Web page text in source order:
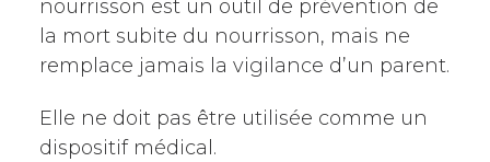
nourrisson est un outil de prévention de
la mort subite du nourrisson, mais ne
remplace jamais la vigilance d’un parent.
Elle ne doit pas être utilisée comme un
dispositif médical.